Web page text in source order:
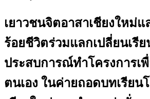
เยาวชนจิตอาสาเชียงใหม่
ร้อยชีวิตร่วมแลกเปลี่ยนเรีย
ประสบการณ์ทำโครงการเ
ตนเอง ในค่ายถอดบทเรียน